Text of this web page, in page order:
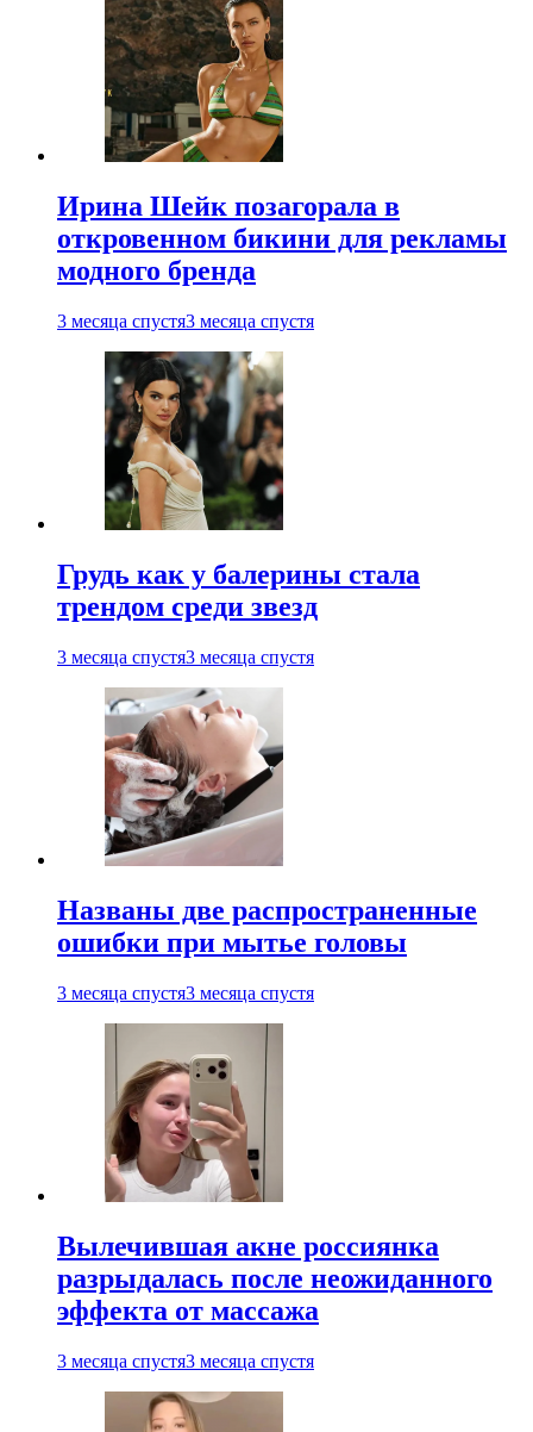
Ирина Шейк позагорала в
откровенном бикини для рекламы
модного бренда
3 месяца спустя3 месяца спустя
Грудь как у балерины стала
трендом среди звезд
3 месяца спустя3 месяца спустя
Названы две распространенные
ошибки при мытье головы
3 месяца спустя3 месяца спустя
Вылечившая акне россиянка
разрыдалась после неожиданного
эффекта от массажа
3 месяца спустя3 месяца спустя